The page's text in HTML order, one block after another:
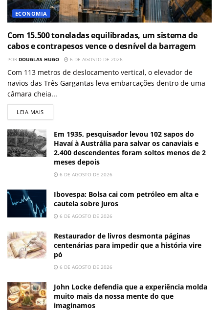
ECONOMIA
Com 15.500 toneladas equilibradas, um sistema de
cabos e contrapesos vence o desnível da barragem
POR DOUGLAS HUGO 6 DE AGOSTO DE 2026
Com 113 metros de deslocamento vertical, o elevador de
navios das Três Gargantas leva embarcações dentro de uma
câmara cheia...
LEIA MAIS
Em 1935, pesquisador levou 102 sapos do
Havaí à Austrália para salvar os canaviais e
2.400 descendentes foram soltos menos de 2
meses depois
6 DE AGOSTO DE 2026
Ibovespa: Bolsa cai com petróleo em alta e
cautela sobre juros
6 DE AGOSTO DE 2026
Restaurador de livros desmonta páginas
centenárias para impedir que a história vire
pó
6 DE AGOSTO DE 2026
John Locke defendia que a experiência molda
muito mais da nossa mente do que
imaginamos